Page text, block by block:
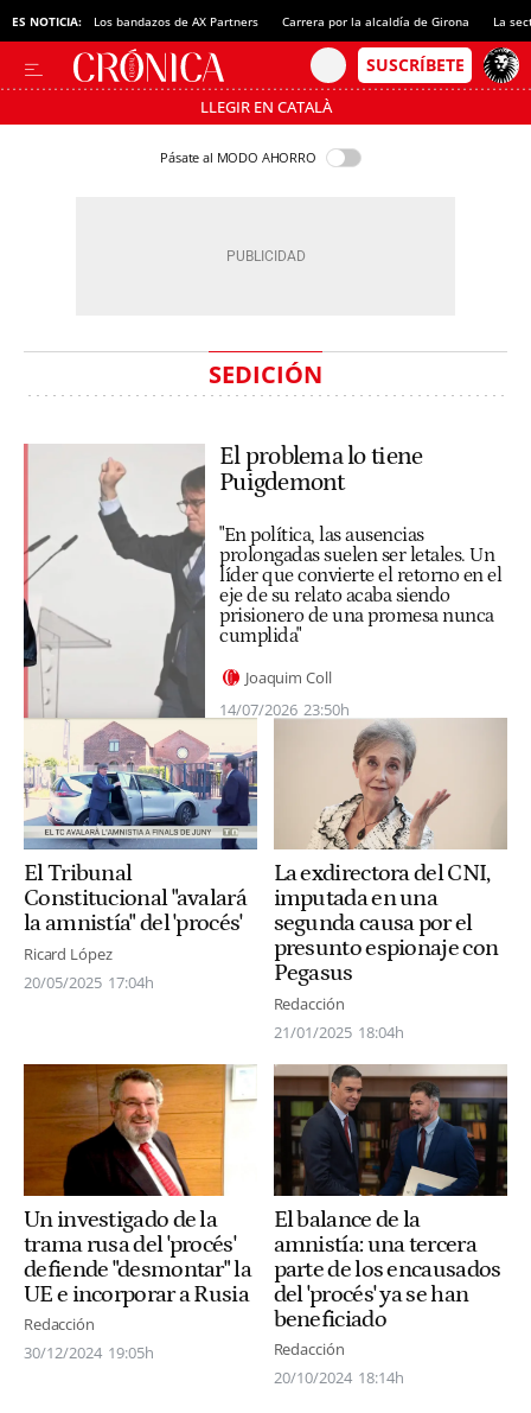
ES NOTICIA: Los bandazos de AX Partners Carrera por la alcaldía de Girona La
LLEGIR EN CATALÀ
Pásate al MODO AHORRO
SEDICIÓN
El problema lo tiene
Puigdemont
"En política, las ausencias
prolongadas suelen ser letales. Un
líder que convierte el retorno en el
eje de su relato acaba siendo
prisionero de una promesa nunca
cumplida"
Joaquim Coll
14/07/2026 23:50h
El Tribunal
Constitucional "avalará
la amnistía" del 'procés'
Ricard López
20/05/2025 17:04h
La exdirectora del CNI,
imputada en una
segunda causa por el
presunto espionaje con
Pegasus
Redacción
21/01/2025 18:04h
Un investigado de la
trama rusa del 'procés'
defiende "desmontar" la
UE e incorporar a Rusia
Redacción
30/12/2024 19:05h
El balance de la
amnistía: una tercera
parte de los encausados
del 'procés' ya se han
beneficiado
Redacción
20/10/2024 18:14h